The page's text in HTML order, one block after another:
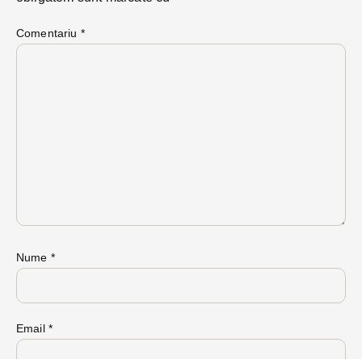
Comentariu *
Nume *
Email *